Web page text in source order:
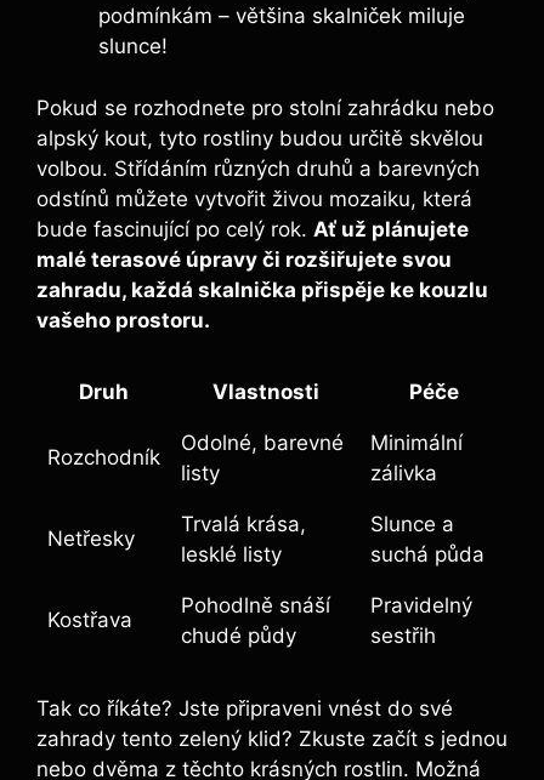
podmínkám – většina skalniček miluje
slunce!
Pokud se⁢ rozhodnete pro stolní zahrádku nebo
alpský‍ kout,⁣ tyto rostliny ⁢budou určitě skvělou
‌volbou.​ Střídáním různých druhů a barevných
odstínů můžete vytvořit živou mozaiku, ⁤která
bude fascinující po celý rok. Ať už plánujete
malé terasové úpravy či rozšiřujete svou
⁣zahradu, každá skalnička přispěje ke kouzlu
vašeho prostoru.
Druh Vlastnosti Péče
Rozchodník
Odolné, ⁢barevné
listy
Minimální
⁣zálivka
Netřesky
Trvalá krása,
lesklé listy
Slunce a
suchá půda
Kostřava
Pohodlně snáší⁤
chudé půdy
Pravidelný
sestřih
Tak co říkáte? Jste připraveni vnést do své
zahrady tento zelený klid?‍ Zkuste začít s⁣ jednou
nebo dvěma z těchto krásných rostlin. Možná